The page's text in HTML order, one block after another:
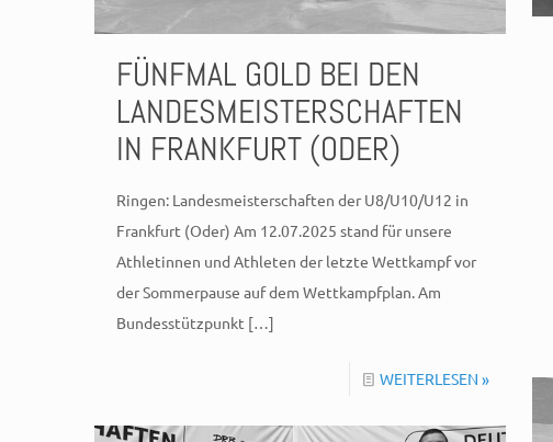
FÜNFMAL GOLD BEI DEN
LANDESMEISTERSCHAFTEN
IN FRANKFURT (ODER)
Ringen: Landesmeisterschaften der U8/U10/U12 in
Frankfurt (Oder) Am 12.07.2025 stand für unsere
Athletinnen und Athleten der letzte Wettkampf vor
der Sommerpause auf dem Wettkampfplan. Am
Bundesstützpunkt […]
WEITERLESEN »